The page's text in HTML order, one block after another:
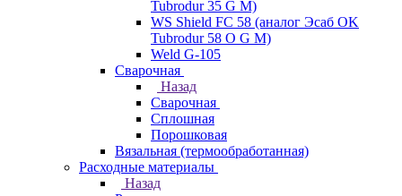
Tubrodur 35 G M)
WS Shield FC 58 (аналог Эсаб OK
Tubrodur 58 O G M)
Weld G-105
Сварочная
Назад
Сварочная
Сплошная
Порошковая
Вязальная (термообработанная)
Расходные материалы
Назад